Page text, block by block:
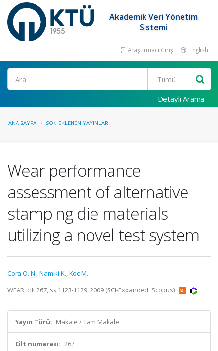
Akademik Veri Yönetim
Sistemi
Araştırmacı Girişi English
Ara
Detaylı Arama
ANA SAYFA SON EKLENEN YAYINLAR
Wear performance
assessment of alternative
stamping die materials
utilizing a novel test system
Cora O. N.,Namiki K.,Koc M.
WEAR, cilt.267, ss.1123-1129, 2009 (SCI-Expanded, Scopus)
Yayın Türü: Makale / Tam Makale
Cilt numarası: 267